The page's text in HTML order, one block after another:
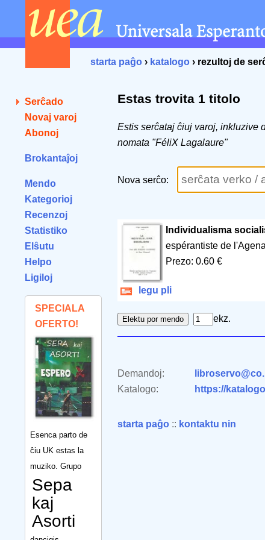
starta paĝo › katalogo › rezultoj de
Serĉado
Novaj varoj
Abonoj
Brokantaĵoj
Mendo
Kategorioj
Recenzoj
Statistiko
Elŝutu
Helpo
Ligiloj
SPECIALA
OFERTO!
Esenca parto de
ĉiu UK estas la
muziko. Grupo
Sepa
kaj
Asorti
Estas trovita 1 titolo
Estis serĉataj ĉiuj varoj, inkluzive
nomata "FéliX Lagalaure"
Nova serĉo:
Individualisma
espérantiste de
Prezo: 0.60 €
legu pli
ekz.
Demandoj:
Katalogo:
https://
starta paĝo :: kontaktu nin